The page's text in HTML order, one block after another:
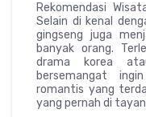
Rekomendasi
Selain di kenal
gingseng juga
banyak orang.
drama korea
bersemangat
romantis yang
yang pernah di